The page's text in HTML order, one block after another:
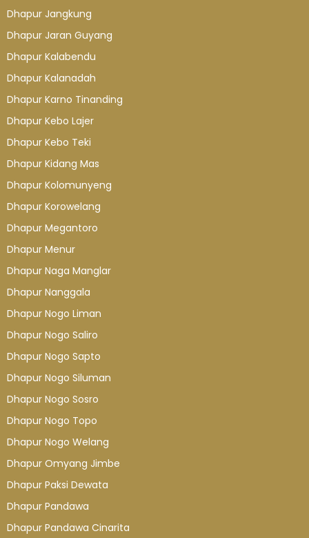
Dhapur Jangkung
Dhapur Jaran Guyang
Dhapur Kalabendu
Dhapur Kalanadah
Dhapur Karno Tinanding
Dhapur Kebo Lajer
Dhapur Kebo Teki
Dhapur Kidang Mas
Dhapur Kolomunyeng
Dhapur Korowelang
Dhapur Megantoro
Dhapur Menur
Dhapur Naga Manglar
Dhapur Nanggala
Dhapur Nogo Liman
Dhapur Nogo Saliro
Dhapur Nogo Sapto
Dhapur Nogo Siluman
Dhapur Nogo Sosro
Dhapur Nogo Topo
Dhapur Nogo Welang
Dhapur Omyang Jimbe
Dhapur Paksi Dewata
Dhapur Pandawa
Dhapur Pandawa Cinarita